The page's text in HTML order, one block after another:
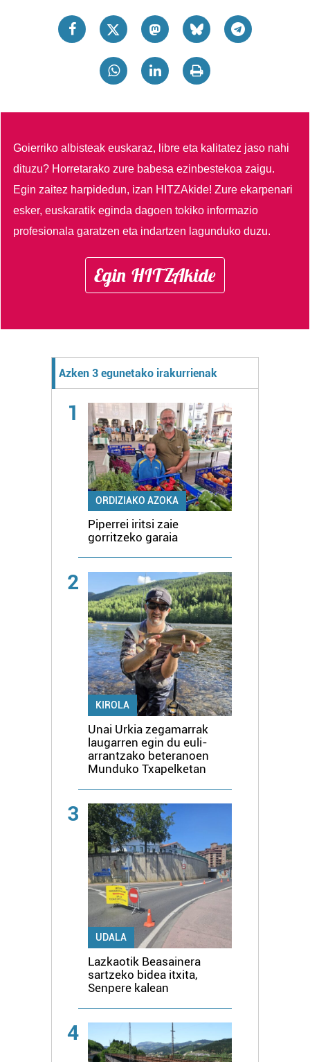
Goierriko albisteak euskaraz, libre eta kalitatez jaso nahi
dituzu? Horretarako zure babesa ezinbestekoa zaigu.
Egin zaitez harpidedun, izan HITZAkide!Zure ekarpenari
esker, euskaratik eginda dagoen tokiko informazio
profesionala garatzen eta indartzen lagunduko duzu.
Egin HITZAkide
Azken 3 egunetako irakurrienak
1
ORDIZIAKO AZOKA
Piperrei iritsi zaie
gorritzeko garaia
2
KIROLA
Unai Urkia zegamarrak
laugarren egin du euli-
arrantzako beteranoen
Munduko Txapelketan
3
UDALA
Lazkaotik Beasainera
sartzeko bidea itxita,
Senpere kalean
4